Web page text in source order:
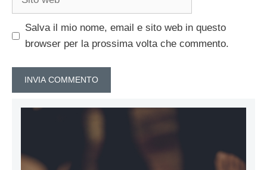
Salva il mio nome, email e sito web in questo
browser per la prossima volta che commento.